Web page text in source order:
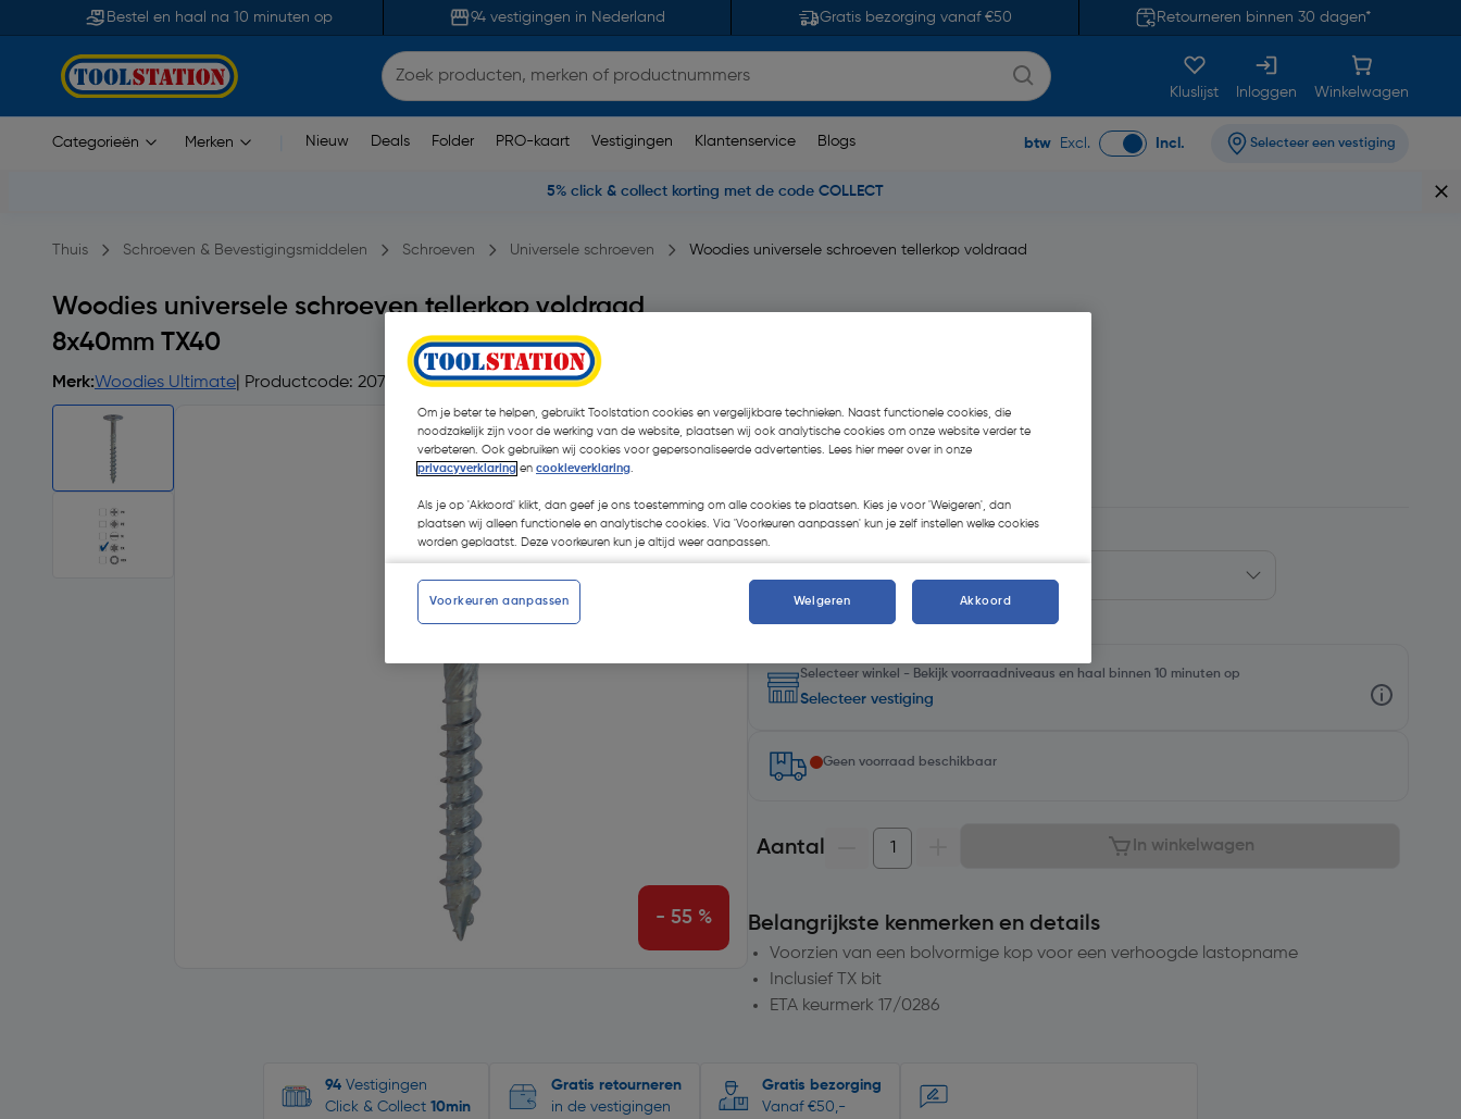
Bestel en haal na 10 minuten op 94 vestigingen in Nederland Gratis bezorging vanaf €50 Retourneren binnen 30 dagen*
Kluslijst Inloggen Winkelwagen
Categorieën Merken Nieuw Deals Folder PRO-kaart Vestigingen Klantenservice Blogs btw Excl. Incl. Selecteer een vestiging
5% click & collect korting met de code COLLECT
Thuis Schroeven & Bevestigingsmiddelen Schroeven Universele schroeven Woodies universele schroeven tellerkop voldraad
Woodies universele schroeven tellerkop voldraad
8x40mm TX40
Merk:Woodies Ultimate | Productcode: 20771 | 4.7 46 opmerking(en)
- 55 %
€ 12,72
€ 5,72
Kies productvariant
Selecteer winkel - Bekijk voorraadniveaus en haal binnen 10 minuten op
Selecteer vestiging
Geen voorraad beschikbaar
Aantal In winkelwagen
Belangrijkste kenmerken en details
Voorzien van een bolvormige kop voor een verhoogde lastopname
Inclusief TX bit
ETA keurmerk 17/0286
94 Vestigingen
Click & Collect 10min
Gratis retourneren
in de vestigingen
Gratis bezorging
Vanaf €50,-
Om je beter te helpen, gebruikt Toolstation cookies en vergelijkbare technieken. Naast functionele cookies, die
noodzakelijk zijn voor de werking van de website, plaatsen wij ook analytische cookies om onze website verder te
verbeteren. Ook gebruiken wij cookies voor gepersonaliseerde advertenties. Lees hier meer over in onze
privacyverklaring en cookieverklaring.
Als je op 'Akkoord' klikt, dan geef je ons toestemming om alle cookies te plaatsen. Kies je voor 'Weigeren', dan
plaatsen wij alleen functionele en analytische cookies. Via 'Voorkeuren aanpassen' kun je zelf instellen welke cookies
worden geplaatst. Deze voorkeuren kun je altijd weer aanpassen.
Voorkeuren aanpassen Weigeren Akkoord